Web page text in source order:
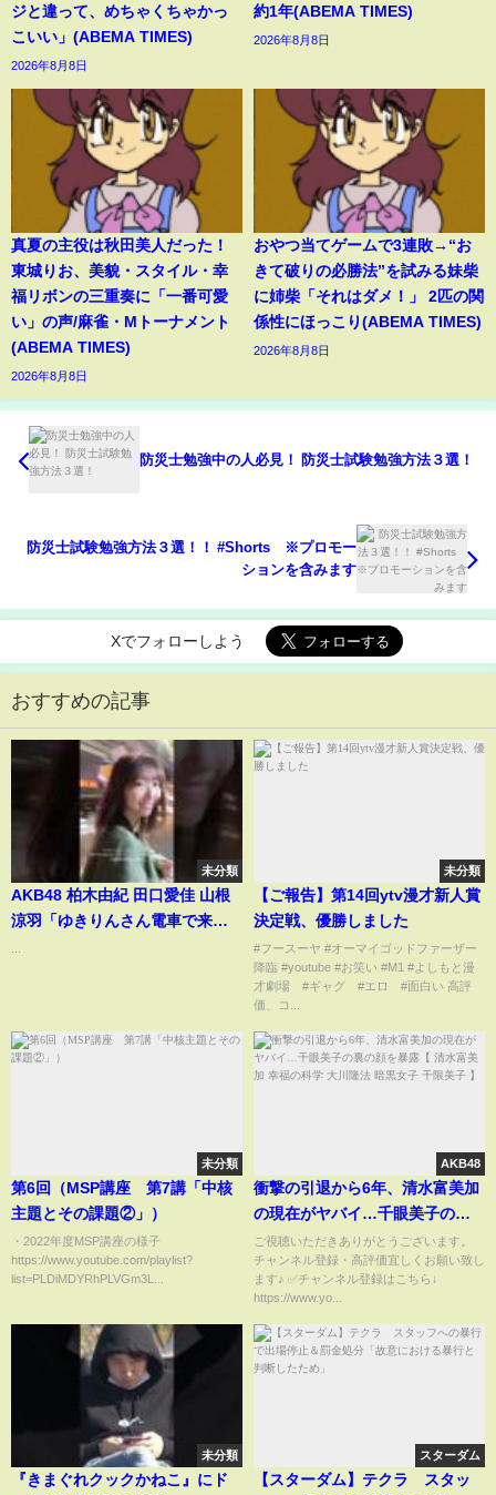
ジと違って、めちゃくちゃかっ
こいい」(ABEMA TIMES)
2026年8月8日
約1年(ABEMA TIMES)
2026年8月8日
真夏の主役は秋田美人だった！
東城りお、美貌・スタイル・幸
福リボンの三重奏に「一番可愛
い」の声/麻雀・Mトーナメント
(ABEMA TIMES)
2026年8月8日
おやつ当てゲームで3連敗→“お
きて破りの必勝法”を試みる妹柴
に姉柴「それはダメ！」 2匹の関
係性にほっこり(ABEMA TIMES)
2026年8月8日
防災士勉強中の人必見！ 防災士試験勉強方法３選！
防災士試験勉強方法３選！！ #Shorts ※プロモー
ションを含みます
Xでフォローしよう
おすすめの記事
未分類
AKB48 柏木由紀 田口愛佳 山根
涼羽「ゆきりんさん電車で来た
未分類
【ご報告】第14回ytv漫才新人賞
決定戦、優勝しました
#フースーヤ #オーマイゴッドファーザー
降臨 #youtube #お笑い #M1 #よしもと漫
才劇場 #ギャグ #エロ #面白い 高評
価、コ...
未分類
第6回（MSP講座 第7講「中核
主題とその課題②」）
・2022年度MSP講座の様子
https://www.youtube.com/playlist?
list=PLDiMDYRhPLVGm3L...
AKB48
衝撃の引退から6年、清水富美加
の現在がヤバイ…千眼美子の裏
の顔を暴露【 清水富美加 幸福の
科学 大川隆法 暗黒女子 千限美子
】
ご視聴いただきありがとうございます。
チャンネル登録・高評価宜しくお願い致し
ます♪ ✅チャンネル登録はこちら↓
https://www.yo...
未分類
『きまぐれクックかねこ』にド
スターダム
【スターダム】テクラ スタッ